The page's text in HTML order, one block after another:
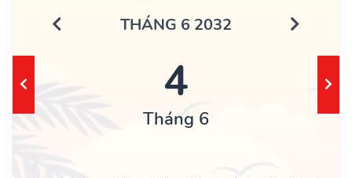
THÁNG 6 2032
4
Tháng 6